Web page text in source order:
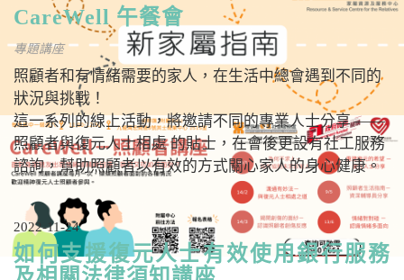
CareWell 午餐會
專題講座
照顧者和有情緒需要的家人，在生活中總會遇到不同的
狀況與挑戰！
這一系列的線上活動，將邀請不同的專業人士分享 ——
照顧者與復元人士相處 的貼士，在會後更設有社工服務
諮詢，幫助照顧者以有效的方式關心家人的身心健康。
2022-11-24
如何支援復元人士有效使用銀行服務